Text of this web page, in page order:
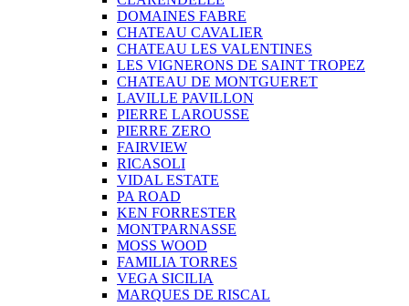
DOMAINES FABRE
CHATEAU CAVALIER
CHATEAU LES VALENTINES
LES VIGNERONS DE SAINT TROPEZ
CHATEAU DE MONTGUERET
LAVILLE PAVILLON
PIERRE LAROUSSE
PIERRE ZERO
FAIRVIEW
RICASOLI
VIDAL ESTATE
PA ROAD
KEN FORRESTER
MONTPARNASSE
MOSS WOOD
FAMILIA TORRES
VEGA SICILIA
MARQUES DE RISCAL